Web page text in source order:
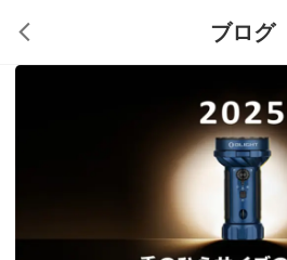
ブログ